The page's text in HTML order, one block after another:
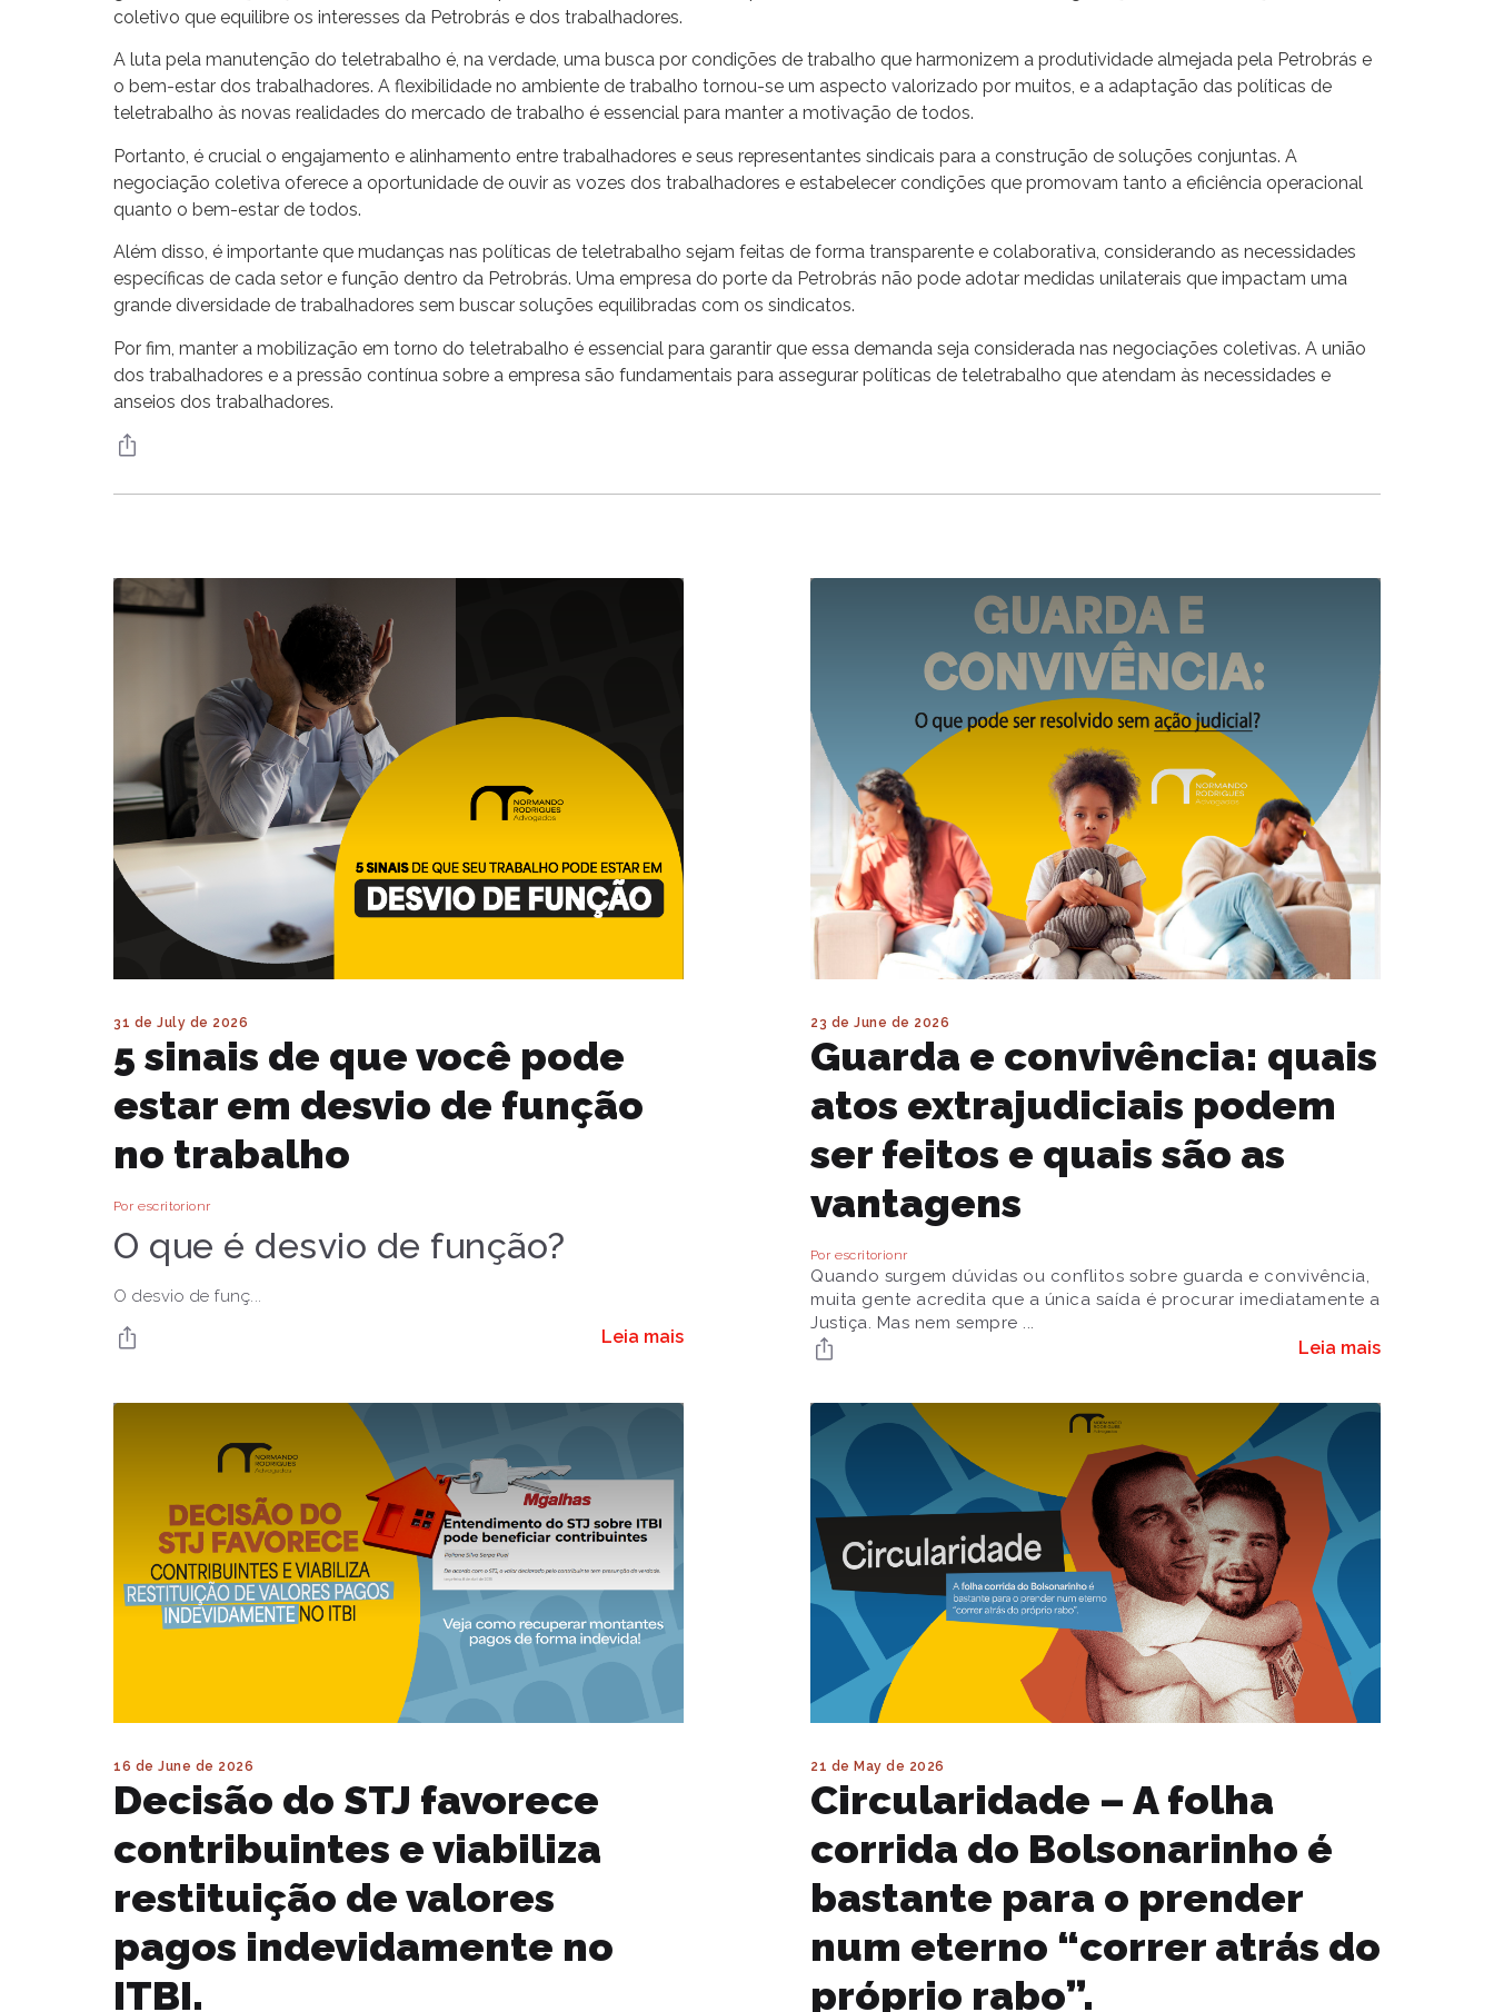
coletivo que equilibre os interesses da Petrobrás e dos trabalhadores.
A luta pela manutenção do teletrabalho é, na verdade, uma busca por condições de trabalho que harmonizem a produtividade almejada pela Petrobrás e
o bem-estar dos trabalhadores. A flexibilidade no ambiente de trabalho tornou-se um aspecto valorizado por muitos, e a adaptação das políticas de
teletrabalho às novas realidades do mercado de trabalho é essencial para manter a motivação de todos.
Portanto, é crucial o engajamento e alinhamento entre trabalhadores e seus representantes sindicais para a construção de soluções conjuntas. A
negociação coletiva oferece a oportunidade de ouvir as vozes dos trabalhadores e estabelecer condições que promovam tanto a eficiência operacional
quanto o bem-estar de todos.
Além disso, é importante que mudanças nas políticas de teletrabalho sejam feitas de forma transparente e colaborativa, considerando as necessidades
específicas de cada setor e função dentro da Petrobrás. Uma empresa do porte da Petrobrás não pode adotar medidas unilaterais que impactam uma
grande diversidade de trabalhadores sem buscar soluções equilibradas com os sindicatos.
Por fim, manter a mobilização em torno do teletrabalho é essencial para garantir que essa demanda seja considerada nas negociações coletivas. A união
dos trabalhadores e a pressão contínua sobre a empresa são fundamentais para assegurar políticas de teletrabalho que atendam às necessidades e
anseios dos trabalhadores.
31 de July de 2026
5 sinais de que você pode
estar em desvio de função
no trabalho
Por escritorionr
O que é desvio de função?
O desvio de funç...
Leia mais
23 de June de 2026
Guarda e convivência: quais
atos extrajudiciais podem
ser feitos e quais são as
vantagens
Por escritorionr
Quando surgem dúvidas ou conflitos sobre guarda e convivência,
muita gente acredita que a única saída é procurar imediatamente a
Justiça. Mas nem sempre ...
Leia mais
16 de June de 2026
Decisão do STJ favorece
contribuintes e viabiliza
restituição de valores
pagos indevidamente no
ITBI.
21 de May de 2026
Circularidade – A folha
corrida do Bolsonarinho é
bastante para o prender
num eterno “correr atrás do
próprio rabo”.